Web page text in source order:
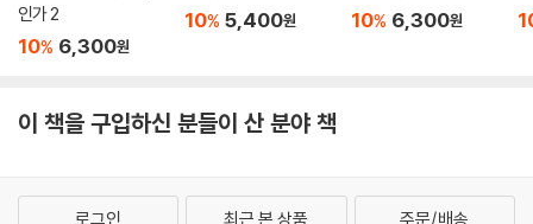
인가 2
10% 6,300원
10% 5,400원 10% 6,300원
이 책을 구입하신 분들이 산 분야 책
로그인 최근 본 상품 주문/배송